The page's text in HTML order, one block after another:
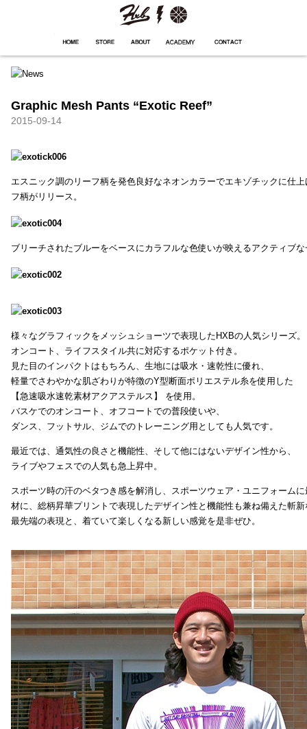
Graphic Mesh Pants “Exotic Reef”
2015-09-14
エスニック調のリーフ柄を発色良好なネオンカラーでエキゾチックに仕
フ柄がリリース。
ブリーチされたブルーをベースにカラフルな色使いが映えるアクティブ
様々なグラフィックをメッシュショーツで表現したHXBの人気シリーズ。
オンコート、ライフスタイル共に対応するポケット付き。
見た目のインパクトはもちろん、生地には吸水・速乾性に優れ、
軽量でさわやかな肌ざわりが特徴のY型断面ポリエステル糸を使用した
【急速吸水速乾素材アクアステルス】 を使用。
バスケでのオンコート、オフコートでの普段使いや、
ダンス、フットサル、ジムでのトレーニング用としても人気です。
最近では、通気性の良さと機能性、そして他にはないデザイン性から、
ライブやフェスでの人気も急上昇中。
スポーツ時の汗のベタつき感を解消し、スポーツウェア・ユニフォーム
材に、総柄昇華プリントで表現したデザイン性と機能性も兼ね備えた斬
最先端の表現と、着ていて楽しくなる新しい感覚を是非ぜひ。